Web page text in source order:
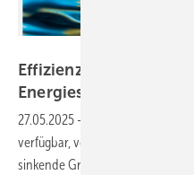
Effizienz im Fluss –
Energiestrategie
27.05.2025 -
verfügbar, von hoher Qualität,
sinkende Grundwasserspiegel,